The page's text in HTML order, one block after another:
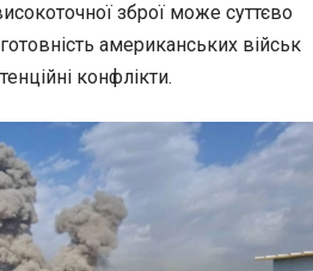
зброї може суттєво
американських військ
конфлікти.